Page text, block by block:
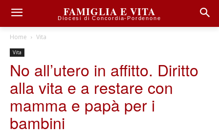
FAMIGLIA E VITA
Diocesi di Concordia-Pordenone
Home Vita
Vita
No all’utero in affitto. Diritto
alla vita e a restare con
mamma e papà per i
bambini